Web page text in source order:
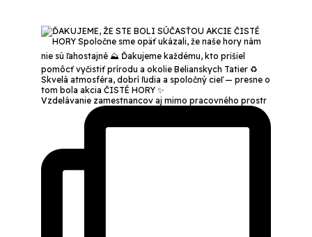
Vzdelávanie zamestnancov aj mimo pracovného prostr